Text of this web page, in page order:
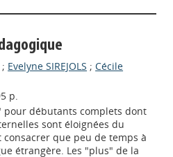
; Evelyne SIREJOLS ;Cécile
p.
débutants complets dont
sont éloignées du
que peu de temps à
étrangère. Les "plus" de la